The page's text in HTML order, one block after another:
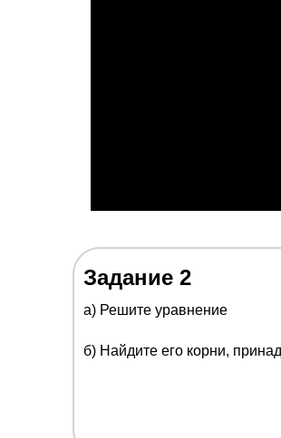
Задание 2
a) Решите уравнение
б) Найдите его корни,